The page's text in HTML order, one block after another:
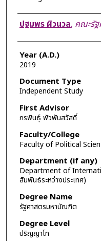
Author
ปฐมพร ผิวนวล, คณะรัฐ
Year (A.D.)
2019
Document Type
Independent Study
First Advisor
กรพินธุ์ พัวพันสวัสดิ์
Faculty/College
Faculty of Political
Department (if any)
Department of
สัมพันธ์ระหว่างประเทศ)
Degree Name
รัฐศาสตรมหาบัณฑิต
Degree Level
ปริญญาโท